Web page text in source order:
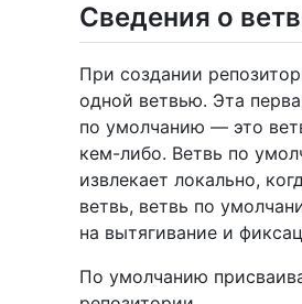
Сведения о
При создании
одной ветвью. Эта
по умолчанию — это
кем-либо. Ветвь по
извлекает локально,
ветвь, ветвь по
на вытягивание и
По умолчанию